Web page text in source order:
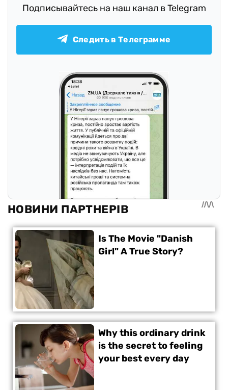
Подписывайтесь на наш канал в Telegram
Следить в Телеграмме